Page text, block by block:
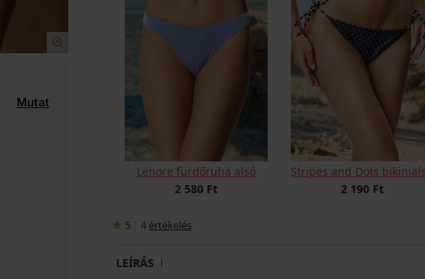
Mutat
Lenore fürdőruha alsó
2 580 Ft
Stripes and Dots
2 190 Ft
5 4 értékelés
LEÍRÁS